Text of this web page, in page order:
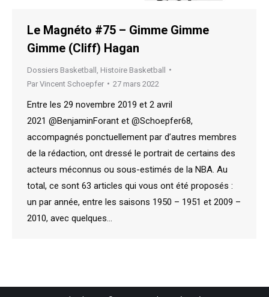
Le Magnéto #75 – Gimme Gimme
Gimme (Cliff) Hagan
Dossiers Basketball
Histoire Basketball
Par Vincent Schoepfer 27 mars 2022
Entre les 29 novembre 2019 et 2 avril
2021 @BenjaminForant et @Schoepfer68,
accompagnés ponctuellement par d’autres membres
de la rédaction, ont dressé le portrait de certains des
acteurs méconnus ou sous-estimés de la NBA. Au
total, ce sont 63 articles qui vous ont été proposés :
un par année, entre les saisons 1950 – 1951 et 2009 –
2010, avec quelques…